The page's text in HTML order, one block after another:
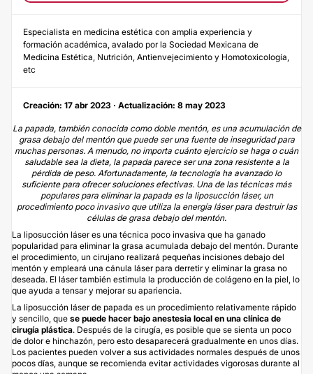
Especialista en medicina estética con amplia experiencia y
formación académica, avalado por la Sociedad Mexicana de
Medicina Estética, Nutrición, Antienvejecimiento y Homotoxicología,
etc
Creación: 17 abr 2023 · Actualización: 8 may 2023
La papada, también conocida como doble mentón, es una acumulación de
grasa debajo del mentón que puede ser una fuente de inseguridad para
muchas personas. A menudo, no importa cuánto ejercicio se haga o cuán
saludable sea la dieta, la papada parece ser una zona resistente a la
pérdida de peso. Afortunadamente, la tecnología ha avanzado lo
suficiente para ofrecer soluciones efectivas. Una de las técnicas más
populares para eliminar la papada es la liposucción láser, un
procedimiento poco invasivo que utiliza la energía láser para destruir las
células de grasa debajo del mentón.
La liposucción láser es una técnica poco invasiva que ha ganado
popularidad para eliminar la grasa acumulada debajo del mentón. Durante
el procedimiento, un cirujano realizará pequeñas incisiones debajo del
mentón y empleará una cánula láser para derretir y eliminar la grasa no
deseada. El láser también estimula la producción de colágeno en la piel, lo
que ayuda a tensar y mejorar su apariencia.
La liposucción láser de papada es un procedimiento relativamente rápido
y sencillo, que se puede hacer bajo anestesia local en una clínica de
cirugía plástica. Después de la cirugía, es posible que se sienta un poco
de dolor e hinchazón, pero esto desaparecerá gradualmente en unos días.
Los pacientes pueden volver a sus actividades normales después de unos
pocos días, aunque se recomienda evitar actividades vigorosas durante al